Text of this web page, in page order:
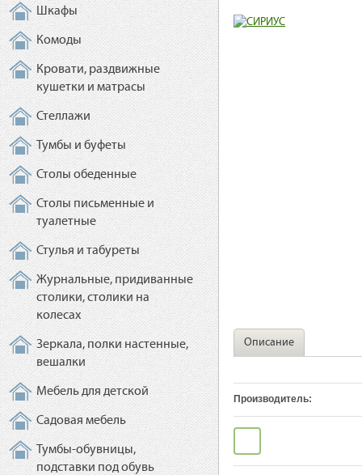
Шкафы
Комоды
Кровати, раздвижные
кушетки и матрасы
Стеллажи
Тумбы и буфеты
Столы обеденные
Столы письменные и
туалетные
Стулья и табуреты
Журнальные, придиванные
столики, столики на
колесах
Зеркала, полки настенные,
вешалки
Мебель для детской
Садовая мебель
Тумбы-обувницы,
подставки под обувь
Описание
Производитель: